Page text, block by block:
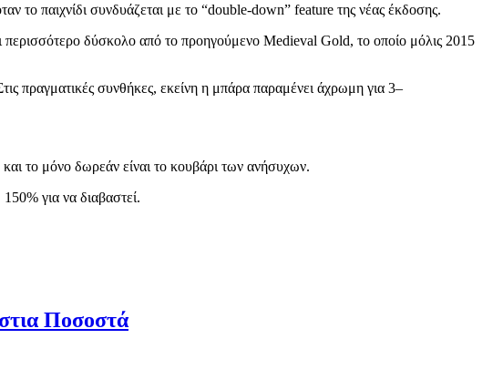
το παιχνίδι συνδυάζεται με το “double‑down” feature της νέας έκδοσης.
δύσκολο από το προηγούμενο Medieval Gold, το οποίο μόλις 2015
πραγματικές συνθήκες, εκείνη η μπάρα παραμένει άχρωμη για 3–
το μόνο δωρεάν είναι το κουβάρι των ανήσυχων.
για να διαβαστεί.
ΠοσοστάΦρουτάκια